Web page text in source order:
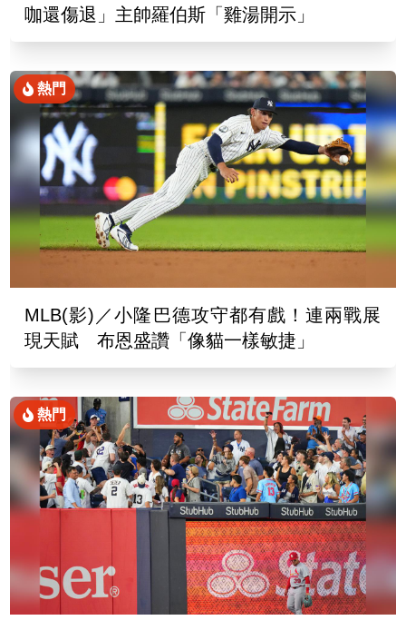
咖還傷退」主帥羅伯斯「雞湯開示」
熱門
MLB(影)／小隆巴德攻守都有戲！連兩戰展
現天賦 布恩盛讚「像貓一樣敏捷」
熱門